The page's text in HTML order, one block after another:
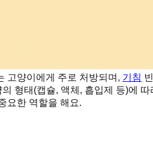
고양이에게 주로 처방되며, 기침
형태(캡슐, 액체, 흡입제 등)에
요한 역할을 해요.